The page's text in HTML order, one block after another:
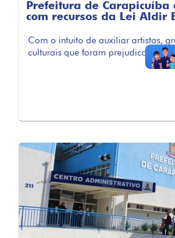
Prefeitura de
com recursos da Lei Aldir
Com o intuito de auxiliar artistas,
culturais que foram prejudicados ...